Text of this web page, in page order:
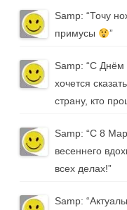
Samp: “Точу
примусы
”
Samp: “С Днём
хочется
страну, кто
Samp: “С 8
весеннего
всех делах!”
Samp: “